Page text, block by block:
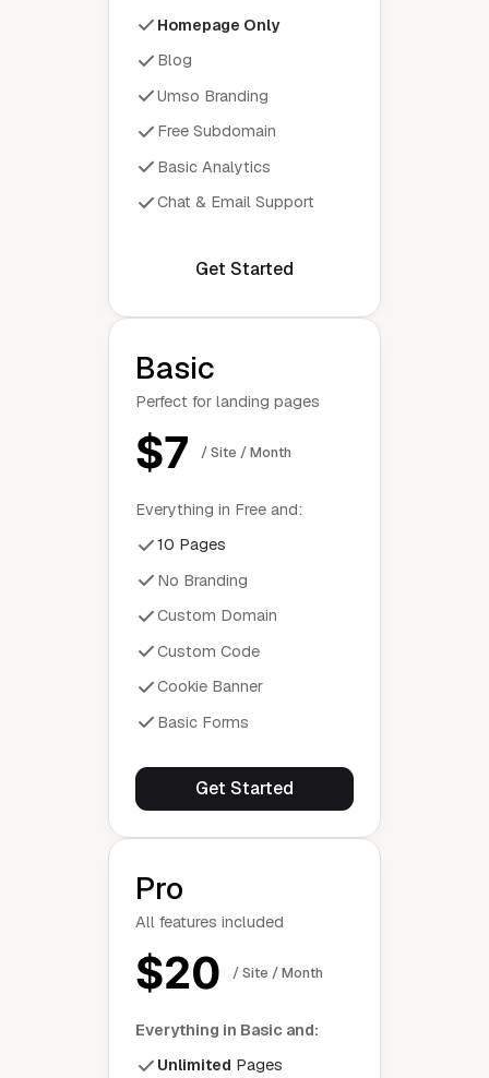
Homepage Only
Blog
Umso Branding
Free Subdomain
Basic Analytics
Chat & Email Support
Get Started
Basic
Perfect for landing pages
$7 / Site / Month
Everything in Free and:
10 Pages
No Branding
Custom Domain
Custom Code
Cookie Banner
Basic Forms
Get Started
Pro
All features included
$20 / Site / Month
Everything in Basic and:
Unlimited Pages